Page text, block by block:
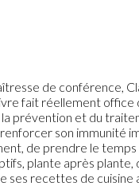
de conférence,
fait réellement office
la prévention et du
son immunité
de prendre le temps
plante après plante,
ses recettes de cuisine